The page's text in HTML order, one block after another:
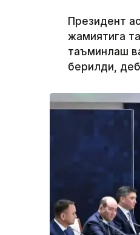
Президент
жамиятига
таъминлаш
берилди,